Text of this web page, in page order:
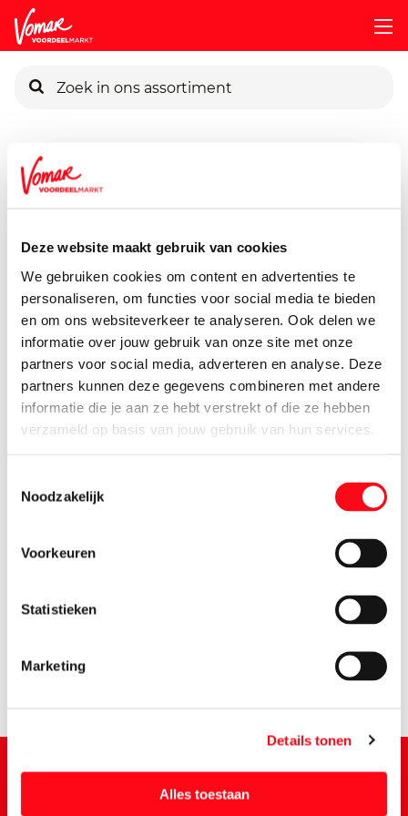
Deze website maakt gebruik van cookies
We gebruiken cookies om content en advertenties te
personaliseren, om functies voor social media te bieden
en om ons websiteverkeer te analyseren. Ook delen we
informatie over jouw gebruik van onze site met onze
partners voor social media, adverteren en analyse. Deze
partners kunnen deze gegevens combineren met andere
informatie die je aan ze hebt verstrekt of die ze hebben
verzameld op basis van jouw gebruik van hun services.
Noodzakelijk
Voorkeuren
Statistieken
Marketing
Details tonen
Alles toestaan
Pincode vergeten
Persoonlijk KIK-account
Assortiment
60 gram
2.65